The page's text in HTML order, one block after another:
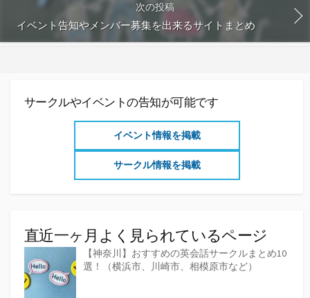
次の投稿
イベント告知やメンバー募集を出来るサイトまとめ
サークルやイベントの告知が可能です
イベント情報を掲載
サークル情報を掲載
直近一ヶ月よく見られているページ
【神奈川】おすすめの英会話サークルまとめ10
選！（横浜市、川崎市、相模原市など）